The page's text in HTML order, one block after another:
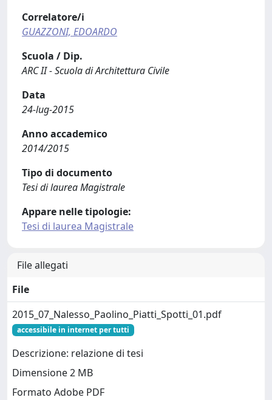
Correlatore/i
GUAZZONI, EDOARDO
Scuola / Dip.
ARC II - Scuola di Architettura Civile
Data
24-lug-2015
Anno accademico
2014/2015
Tipo di documento
Tesi di laurea Magistrale
Appare nelle tipologie:
Tesi di laurea Magistrale
File allegati
File
2015_07_Nalesso_Paolino_Piatti_Spotti_01.pdf
accessibile in internet per tutti
Descrizione: relazione di tesi
Dimensione 2 MB
Formato Adobe PDF